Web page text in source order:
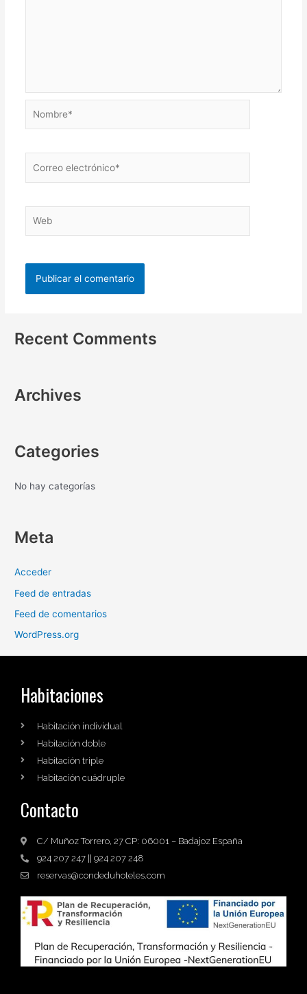
Recent Comments
Archives
Categories
No hay categorías
Meta
Acceder
Feed de entradas
Feed de comentarios
WordPress.org
Habitaciones
Habitación individual
Habitación doble
Habitación triple
Habitación cuádruple
Contacto
C/ Muñoz Torrero, 27 CP: 06001 – Badajoz España
924 207 247 || 924 207 248
reservas@condeduhoteles.com